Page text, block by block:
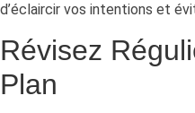
d’éclaircir vos intentions et
Révisez
Plan